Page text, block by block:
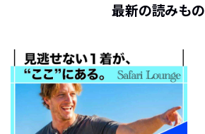
最新の読みもの